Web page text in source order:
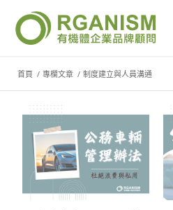
首頁 / 專欄文章 / 制度建立與人員溝通